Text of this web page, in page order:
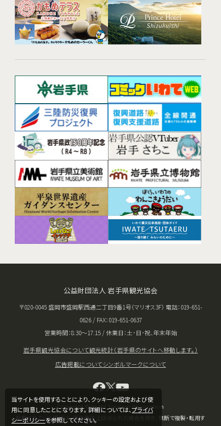
当サイトを使用することにより、クッキーの設定および使
用に同意したことになります。 詳細については、プライバ
シーポリシーを参照してください。
公益財団法人 岩手県観光協会
〒020-0045 盛岡市盛岡駅西通二丁目9番1号（マリオス3F） 電話：019-651-
0626 / FAX：019-651-0637
営業時間：8:30〜17:15 / 休業日：土･日･祝、年末年始
岩手県観光協会について観光統計（岩手県のサイトへ移動します。）
広告掲載についてシンボルマークについて
Copyright © Iwate Tourism Association
掲載されている情報は、著作権法上認められた場合を除き、無断で複製・転用す